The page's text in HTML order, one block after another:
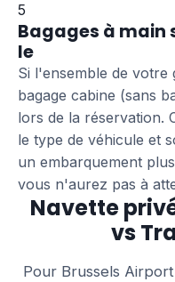
5
Bagages à main
le
Si l'ensemble de votre
bagage cabine (sans
lors de la réservation.
le type de véhicule et
un embarquement
vous n'aurez pas à
Navette
vs
Pour Brussels